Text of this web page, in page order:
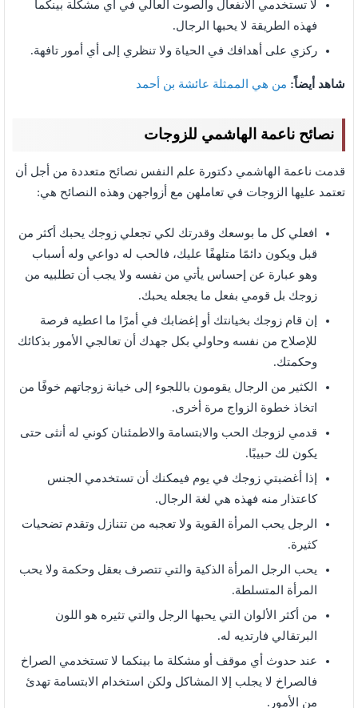
لا تستخدمي الانفعال والصوت العالي في أي مشكلة بينكما
فهذه الطريقة لا يحبها الرجال.
ركزي على أهدافك في الحياة ولا تنظري إلى أي أمور تافهة.
شاهد أيضاً: من هي الممثلة عائشة بن أحمد
نصائح ناعمة الهاشمي للزوجات
قدمت ناعمة الهاشمي دكتورة علم النفس نصائح متعددة من أجل أن
تعتمد عليها الزوجات في تعاملهن مع أزواجهن وهذه النصائح هي:
افعلي كل ما بوسعك وقدرتك لكي تجعلي زوجك يحبك أكثر من
قبل ويكون دائمًا متلهفًا عليك، فالحب له دواعي وله أسباب
وهو عبارة عن إحساس يأتي من نفسه ولا يجب أن تطلبيه من
زوجك بل قومي بفعل ما يجعله يحبك.
إن قام زوجك بخيانتك أو إغضابك في أمرًا ما اعطيه فرصة
للإصلاح من نفسه وحاولي بكل جهدك أن تعالجي الأمور بذكائك
وحكمتك.
الكثير من الرجال يقومون باللجوء إلى خيانة زوجاتهم خوفًا من
اتخاذ خطوة الزواج مرة أخرى.
قدمي لزوجك الحب والابتسامة والاطمئنان كوني له أنثى حتى
يكون لك حبيبًا.
إذا أغضبتي زوجك في يوم فيمكنك أن تستخدمي الجنس
كاعتذار منه فهذه هي لغة الرجال.
الرجل يحب المرأة القوية ولا تعجبه من تتنازل وتقدم تضحيات
كثيرة.
يحب الرجل المرأة الذكية والتي تتصرف بعقل وحكمة ولا يحب
المرأة المتسلطة.
من أكثر الألوان التي يحبها الرجل والتي تثيره هو اللون
البرتقالي فارتديه له.
عند حدوث أي موقف أو مشكلة ما بينكما لا تستخدمي الصراخ
فالصراخ لا يجلب إلا المشاكل ولكن استخدام الابتسامة تهدئ
من الأمور.